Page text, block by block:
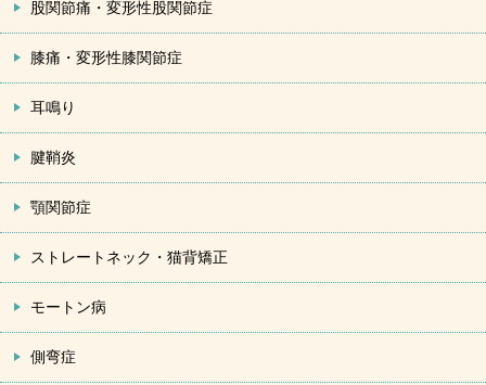
股関節痛・変形性股関節症
膝痛・変形性膝関節症
耳鳴り
腱鞘炎
顎関節症
ストレートネック・猫背矯正
モートン病
側弯症